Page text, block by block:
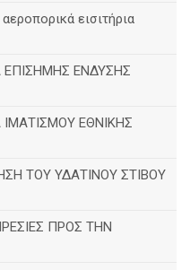
εισιτήρια
ΕΠΙΣΗΜΗΣ ΕΝΔΥΣΗΣ
ΕΘΝΙΚΗΣ
ΤΟΥ ΥΔΑΤΙΝΟΥ ΣΤΙΒΟΥ
ΠΡΟΣ ΤΗΝ